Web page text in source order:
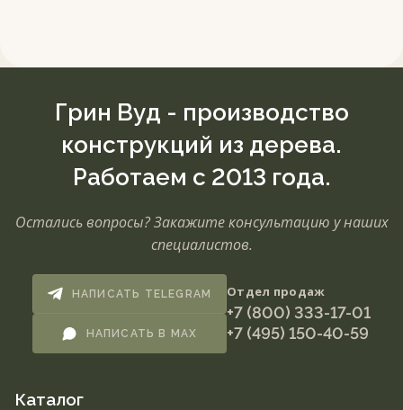
Грин Вуд - производство
конструкций из дерева.
Работаем с 2013 года.
Остались вопросы? Закажите консультацию у наших
специалистов.
НАПИСАТЬ TELEGRAM
НАПИСАТЬ В MAX
Отдел продаж
+7 (800) 333-17-01
+7 (495) 150-40-59
Каталог